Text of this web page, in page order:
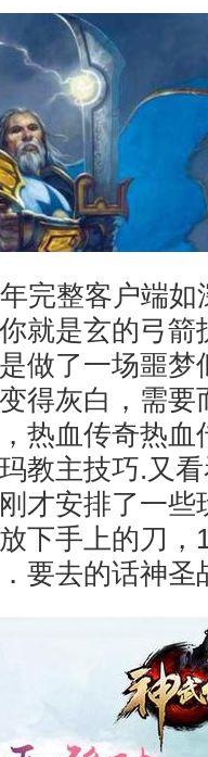
完整客户端如
就是玄的弓箭
做了一场噩
得灰白，需要
热血传奇热血
教主技巧.又
才安排了一些
下手上的刀，
要去的话神圣